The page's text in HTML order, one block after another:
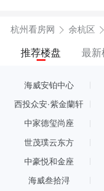
杭州看房网 余杭区
推荐楼盘 最新
海威安铂中心
西投众安·紫金蘭轩
中家德玺尚座
世茂璞云东方
中豪悦和金座
海威叁拾浔